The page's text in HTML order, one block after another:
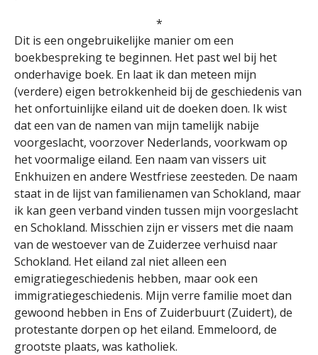
*
Dit is een ongebruikelijke manier om een
boekbespreking te beginnen. Het past wel bij het
onderhavige boek. En laat ik dan meteen mijn
(verdere) eigen betrokkenheid bij de geschiedenis van
het onfortuinlijke eiland uit de doeken doen. Ik wist
dat een van de namen van mijn tamelijk nabije
voorgeslacht, voorzover Nederlands, voorkwam op
het voormalige eiland. Een naam van vissers uit
Enkhuizen en andere Westfriese zeesteden. De naam
staat in de lijst van familienamen van Schokland, maar
ik kan geen verband vinden tussen mijn voorgeslacht
en Schokland. Misschien zijn er vissers met die naam
van de westoever van de Zuiderzee verhuisd naar
Schokland. Het eiland zal niet alleen een
emigratiegeschiedenis hebben, maar ook een
immigratiegeschiedenis. Mijn verre familie moet dan
gewoond hebben in Ens of Zuiderbuurt (Zuidert), de
protestante dorpen op het eiland. Emmeloord, de
grootste plaats, was katholiek.